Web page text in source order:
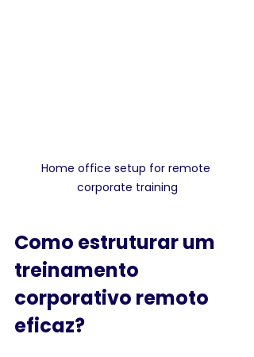
Home office setup for remote
corporate training
Como estruturar um
treinamento
corporativo remoto
eficaz?